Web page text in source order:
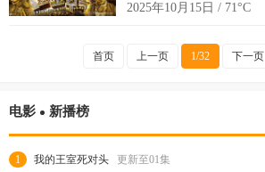
2025年10月15日 / 71°C
首页 上一页 1/32 下一页
电影 新播榜
1 我的王室死对头 更新至01集